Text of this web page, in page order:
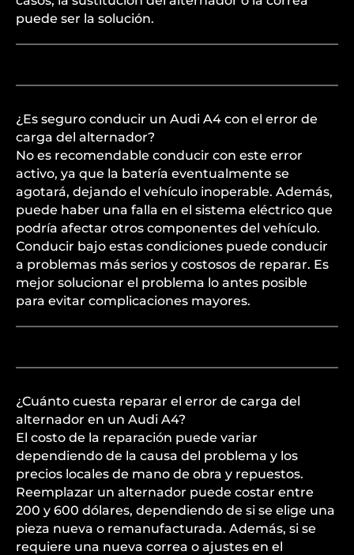
puede ser la solución.
¿Es seguro conducir un Audi A4 con el error de
carga del alternador?
No es recomendable conducir con este error
activo, ya que la batería eventualmente se
agotará, dejando el vehículo inoperable. Además,
puede haber una falla en el sistema eléctrico que
podría afectar otros componentes del vehículo.
Conducir bajo estas condiciones puede conducir
a problemas más serios y costosos de reparar. Es
mejor solucionar el problema lo antes posible
para evitar complicaciones mayores.
¿Cuánto cuesta reparar el error de carga del
alternador en un Audi A4?
El costo de la reparación puede variar
dependiendo de la causa del problema y los
precios locales de mano de obra y repuestos.
Reemplazar un alternador puede costar entre
200 y 600 dólares, dependiendo de si se elige una
pieza nueva o remanufacturada. Además, si se
requiere una nueva correa o ajustes en el